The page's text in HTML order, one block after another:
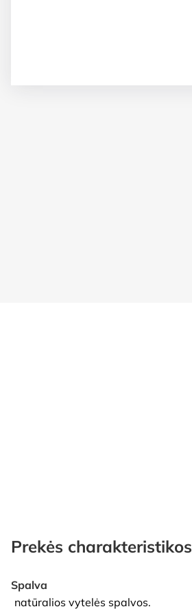
Prekės charakteristikos
Spalva
natūralios vytelės spalvos.